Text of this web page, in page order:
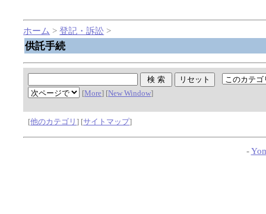
ホーム >登記・訴訟 >
供託手続
[More] [New Window]
[他のカテゴリ] [サイトマップ]
-